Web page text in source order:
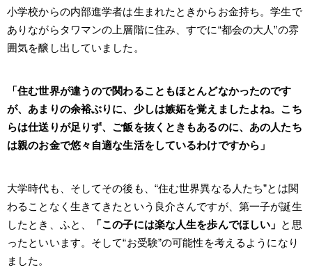
小学校からの内部進学者は生まれたときからお金持ち。学生で
ありながらタワマンの上層階に住み、すでに“都会の大人”の雰
囲気を醸し出していました。
「住む世界が違うので関わることもほとんどなかったのです
が、あまりの余裕ぶりに、少しは嫉妬を覚えましたよね。こち
らは仕送りが足りず、ご飯を抜くときもあるのに、あの人たち
は親のお金で悠々自適な生活をしているわけですから」
大学時代も、そしてその後も、“住む世界異なる人たち”とは関
わることなく生きてきたという良介さんですが、第一子が誕生
したとき、ふと、
「この子には楽な人生を歩んでほしい」 と思
ったといいます。そして“お受験”の可能性を考えるようになり
ました。